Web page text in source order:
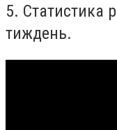
5. Статистика
тиждень.